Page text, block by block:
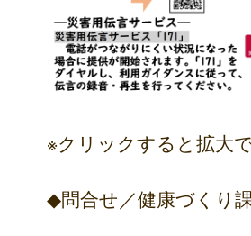
※クリックすると拡大
◆問合せ／健康づくり